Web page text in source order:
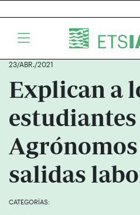
23/ABR./2021
Explican a
estudiantes
salidas
CATEGORÍAS: